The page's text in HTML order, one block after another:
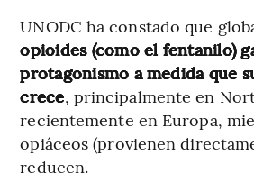
UNODC ha constado que
opioides (como el fentanilo)
protagonismo a medida que
crece, principalmente en
recientemente en Europa,
opiáceos (provienen
reducen.